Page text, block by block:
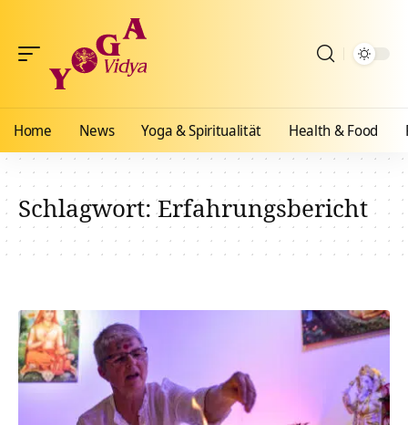
Home News Yoga & Spiritualität Health & Food
Schlagwort:Erfahrungsbericht